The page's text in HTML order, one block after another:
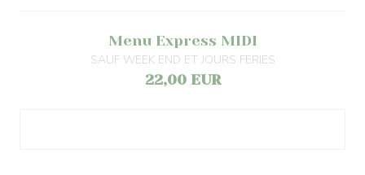
Menu Express MIDI
SAUF WEEK END ET JOURS FERIES
22,00 EUR